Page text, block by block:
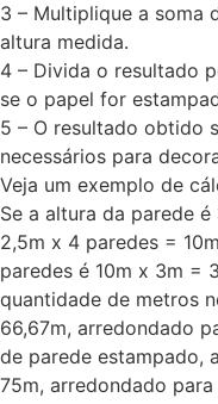
3 – Multiplique a soma
altura medida.
4 – Divida o resultado
se o papel for
5 – O resultado obtido
necessários para
Veja um exemplo de
Se a altura da parede
2,5m x 4 paredes =
paredes é 10m x 3m =
quantidade de metros
66,67m, arredondado
de parede estampado,
75m, arredondado